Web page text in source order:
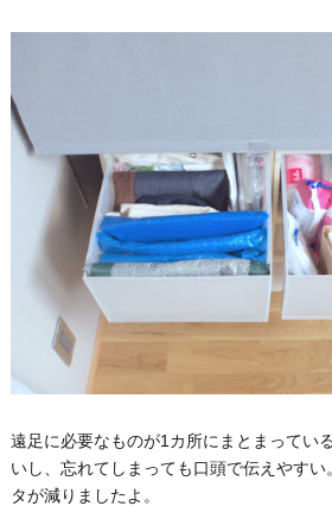
遠足に必要なものが1カ所にまとまってい
いし、忘れてしまっても口頭で伝えやす
タが減りましたよ。